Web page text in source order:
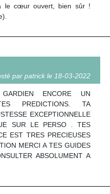
le cœur ouvert, bien sûr !
par patrick le 18-03-2022
ENCORE UN
PREDICTIONS. TA
EXCEPTIONNELLE
SUR LE PERSO . TES
EST TRES PRECIEUSES
MERCI A TES GUIDES
ABSOLUMENT A